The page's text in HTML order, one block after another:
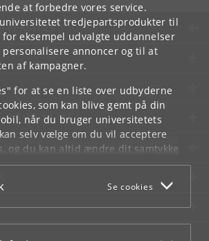
at forbedre vores service.
tredjepartsprodukter til
eksempel udvalgte uddannelser
annoncer og til at
af kampagner.
for at se en liste over udbyderne
som kan blive gemt på din
når du bruger universitetets
selv vælge om du vil acceptere
og du kan altid ændre dit samtykke
privatlivspolitiksom du finder i
afslå Se cookies
OG ANSATTE